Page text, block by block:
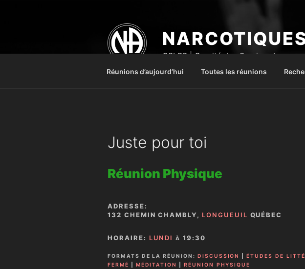
CSLRS | Comité des Services
Réunions d’aujourd’hui Toutes les réunions
Juste pour toi
Réunion Physique
ADRESSE:
132 CHEMIN CHAMBLY, LONGUEUIL QUÉBEC
HORAIRE: LUNDI À 19:30
FORMATS DE LA RÉUNION: DISCUSSION |ÉTUDES DE
FERMÉ
MÉDITATION RÉUNION PHYSIQUE